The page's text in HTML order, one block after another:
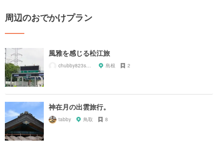
周辺のおでかけプラン
風雅を感じる松江旅
島根 2
神在月の出雲旅行。
tabby 鳥取 8